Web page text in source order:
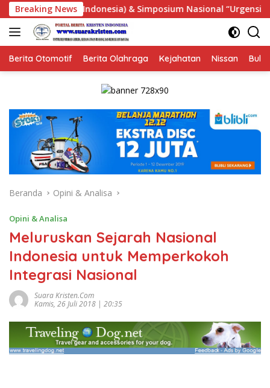
Langsung
ke
konten
Breaking News“Urgensi Undang-Undang Perekonomian Nasional
Berita Otomotif Berita Olahraga Kejahatan Nissan
Beranda Opini & Analisa
Opini & Analisa
Meluruskan Sejarah Nasional
Indonesia untuk Memperkokoh
Integrasi Nasional
Suara Kristen.com
Kamis, 26 Juli 2018 | 20:35